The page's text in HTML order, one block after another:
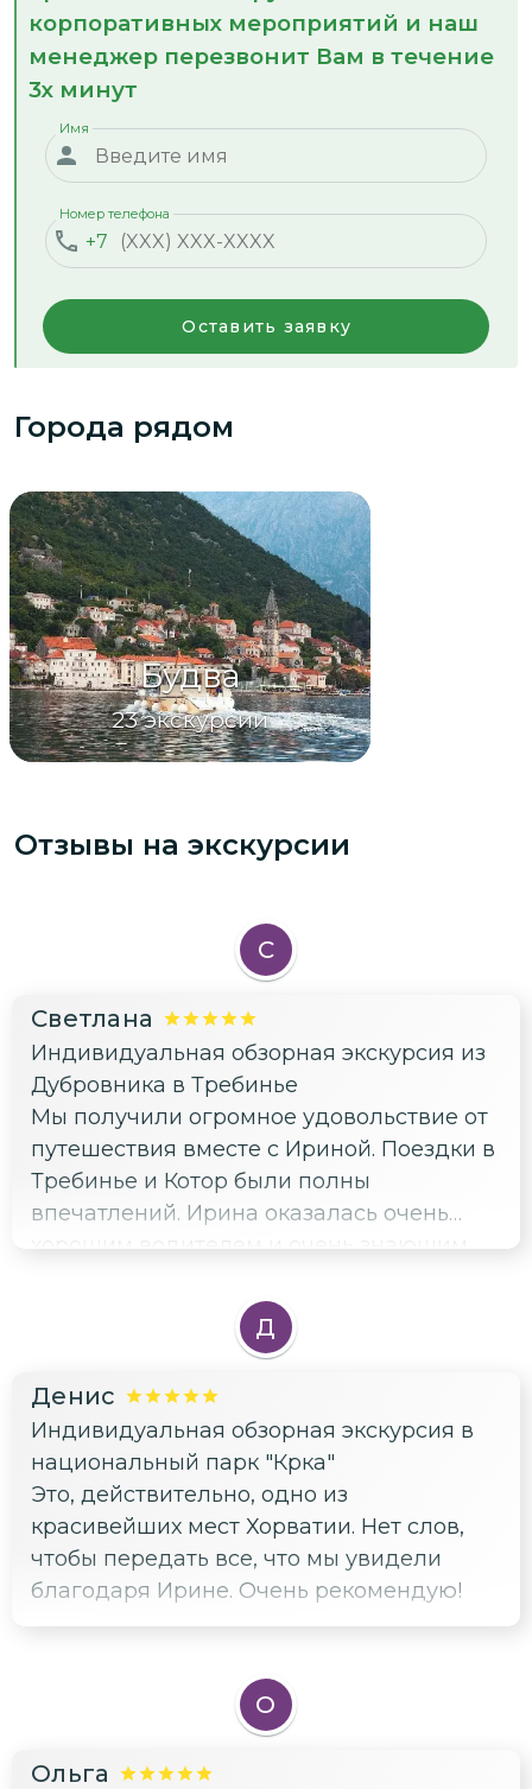
корпоративных мероприятий и наш
менеджер перезвонит Вам в течение
3х минут
Имя
+7
Номер телефона
Оставить заявку
Города рядом
Будва
23 экскурсии
Отзывы на экскурсии
С
Светлана
Индивидуальная обзорная экскурсия из
Дубровника в Требинье
Мы получили огромное удовольствие от
путешествия вместе с Ириной. Поездки в
Требинье и Котор были полны
впечатлений. Ирина оказалась очень
обаятельный человек. Внимательна ко
всем просьбам, замечательный
приятно и интересно. Нас было 2 пары и
транспорт был удобный. Ирина также
взяла нас в хорошие и не дорогие
рестораны в Требинье и в Которе, в
кoтoрых мы познакомились с очень
вкустной местной кухней. Ирина!
Большое спасибо за все! Будем Вас
Д
Денис
Индивидуальная обзорная экскурсия в
национальный парк "Крка"
Это, действительно, одно из
красивейших мест Хорватии. Нет слов,
чтобы передать все, что мы увидели
благодаря Ирине. Очень рекомендую!
О
Ольга